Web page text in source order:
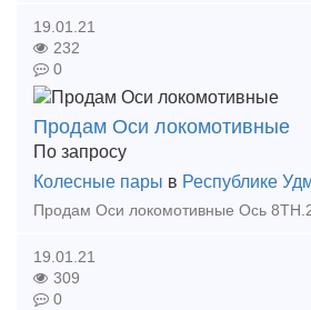
19.01.21
232
0
Продам Оси локомотивные
По запросу
Колесные пары в Республике
19.01.21
309
0